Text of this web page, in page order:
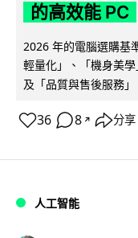
的高效能 PC
2026 年的電腦選購基
輕量化」、「機身美
及「品質與售後服務
36 8 ↗ 分享
人工智能